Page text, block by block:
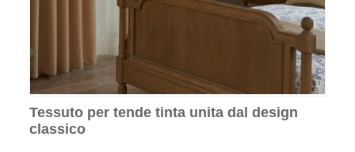
Tessuto per tende tinta unita dal design
classico